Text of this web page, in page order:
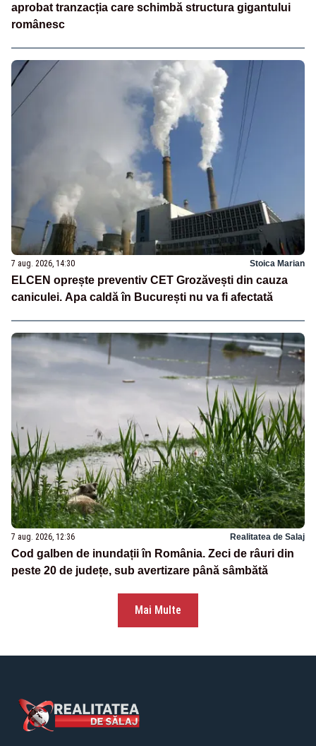
aprobat tranzacția care schimbă structura gigantului
românesc
7 aug. 2026, 14:30 Stoica Marian
ELCEN oprește preventiv CET Grozăvești din cauza
caniculei. Apa caldă în București nu va fi afectată
7 aug. 2026, 12:36 Realitatea de Salaj
Cod galben de inundații în România. Zeci de râuri din
peste 20 de județe, sub avertizare până sâmbătă
Mai Multe